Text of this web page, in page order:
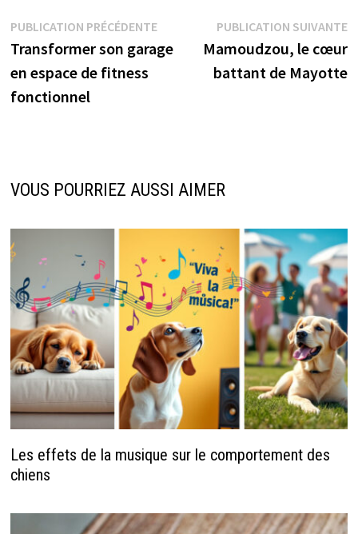
Navigation
de
l’article
PUBLICATION PRÉCÉDENTEPublication
précédente :
Transformer son garage
en espace de fitness
fonctionnel
PUBLICATION SUIVANTE
Mamoudzou, le cœur
battant de Mayotte
VOUS POURRIEZ AUSSI AIMER
Les effets de la musique sur le comportement des
chiens